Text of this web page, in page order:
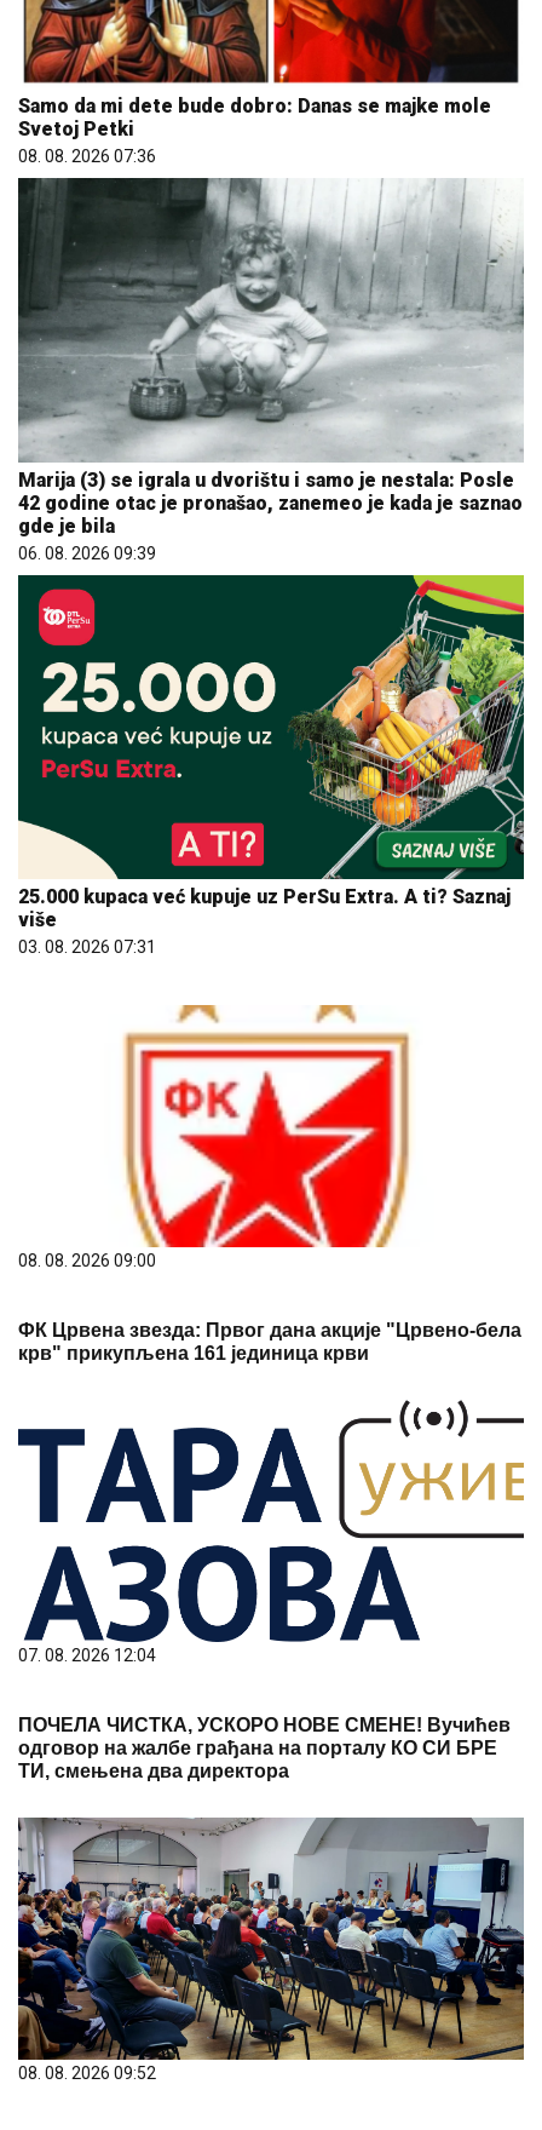
Samo da mi dete bude dobro: Danas se majke mole
Svetoj Petki
08. 08. 2026 07:36
Marija (3) se igrala u dvorištu i samo je nestala: Posle
42 godine otac je pronašao, zanemeo je kada je saznao
gde je bila
06. 08. 2026 09:39
25.000 kupaca već kupuje uz PerSu Extra. A ti? Saznaj
više
03. 08. 2026 07:31
08. 08. 2026 09:00
ФК Црвена звезда: Првог дана акције "Црвено-бела
крв" прикупљена 161 јединица крви
07. 08. 2026 12:04
ПОЧЕЛА ЧИСТКА, УСКОРО НОВЕ СМЕНЕ! Вучићев
одговор на жалбе грађана на порталу КО СИ БРЕ
ТИ, смењена два директора
08. 08. 2026 09:52